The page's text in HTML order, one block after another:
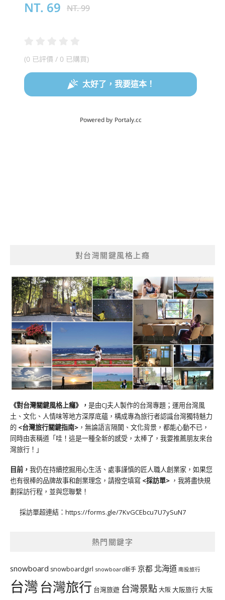
對台灣關鍵風格上癮
《對台灣關鍵風格上癮》 ， 是由CJ夫人製作的台灣專題；運用台灣風
土、文化、人情味等地方深厚底蘊，構成專為旅行者認識台灣獨特魅力
的 <台灣旅行關鍵指南> ，無論語言隔閡、文化背景，都能心動不已，
同時由衷稱道「哇！這是一種全新的感受，太棒了，我要推薦朋友來台
灣旅行！」
目前， 我仍在持續挖掘用心生活、處事謹慎的匠人職人創業家，如果您
也有很棒的品牌故事和創業理念，請撥空填寫 <採訪單> ，我將盡快規
劃採訪行程，並與您聯繫！
採訪單超連結： https://forms.gle/7KvGCEbcu7U7ySuN7
熱門關鍵字
snowboard snowboardgirl snowboard新手 京都 北海道 南投旅行
台灣台灣旅行 台灣旅遊 台灣景點大阪大阪旅行大阪